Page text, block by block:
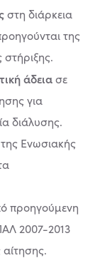
στη διάρκεια
της
άδειασε
για
διάλυσης.
Ενωσιακής
προηγούμενη
2007-2013